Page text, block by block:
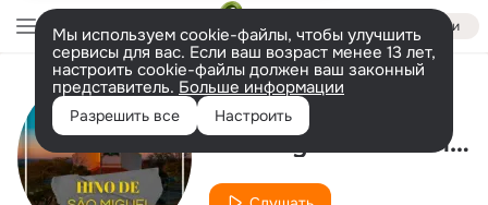
Войти
Мы используем cookie-файлы, чтобы улучшить
сервисы для вас. Если ваш возраст менее 13 лет,
настроить cookie-файлы должен ваш законный
представитель. Больше информации
Разрешить все Настроить
Исполнитель
Meiriely Cardoso Maia Fortunato